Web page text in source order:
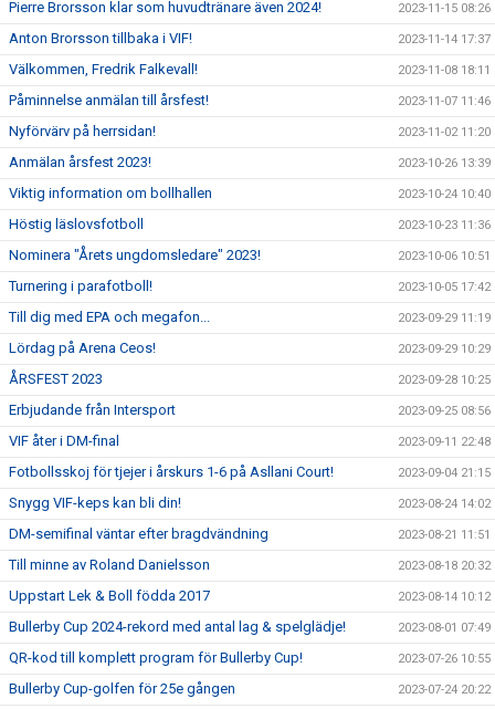
Pierre Brorsson klar som huvudtränare även 2024! 2023-11-15 08:26
Anton Brorsson tillbaka i VIF! 2023-11-14 17:37
Välkommen, Fredrik Falkevall! 2023-11-08 18:11
Påminnelse anmälan till årsfest! 2023-11-07 11:46
Nyförvärv på herrsidan! 2023-11-02 11:20
Anmälan årsfest 2023! 2023-10-26 13:39
Viktig information om bollhallen 2023-10-24 10:40
Höstig läslovsfotboll 2023-10-23 11:36
Nominera "Årets ungdomsledare" 2023! 2023-10-06 10:51
Turnering i parafotboll! 2023-10-05 17:42
Till dig med EPA och megafon... 2023-09-29 11:19
Lördag på Arena Ceos! 2023-09-29 10:29
ÅRSFEST 2023 2023-09-28 10:25
Erbjudande från Intersport 2023-09-25 08:56
VIF åter i DM-final 2023-09-11 22:48
Fotbollsskoj för tjejer i årskurs 1-6 på Asllani Court! 2023-09-04 21:15
Snygg VIF-keps kan bli din! 2023-08-24 14:02
DM-semifinal väntar efter bragdvändning 2023-08-21 11:51
Till minne av Roland Danielsson 2023-08-18 20:32
Uppstart Lek & Boll födda 2017 2023-08-14 10:12
Bullerby Cup 2024-rekord med antal lag & spelglädje! 2023-08-01 07:49
QR-kod till komplett program för Bullerby Cup! 2023-07-26 10:55
Bullerby Cup-golfen för 25e gången 2023-07-24 20:22